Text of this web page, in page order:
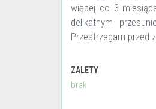
więcej co 3
delikatnym
Przestrzegam przed
ZALETY
brak